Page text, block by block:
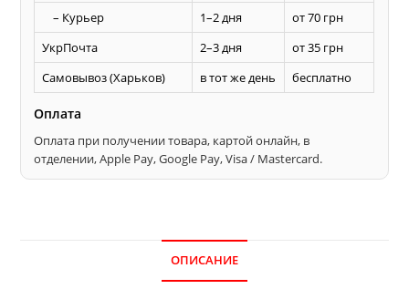
– Курьер
1–2 дня
от 70 грн
УкрПочта
2–3 дня
от 35 грн
Самовывоз (Харьков)
в тот же день бесплатно
Оплата
Оплата при получении товара, картой онлайн, в
отделении, Apple Pay, Google Pay, Visa / Mastercard.
ОПИСАНИЕ